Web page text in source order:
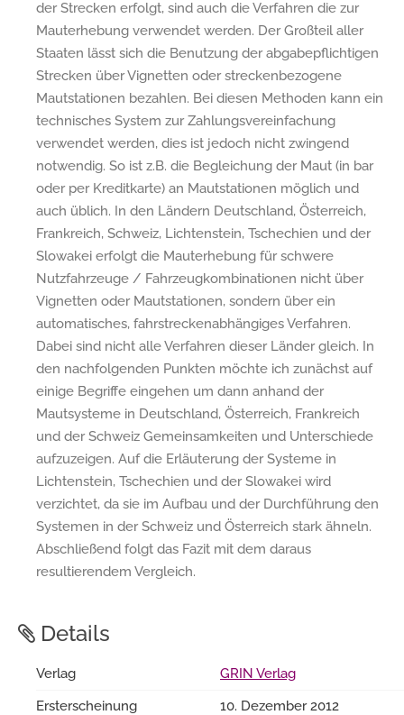
der Strecken erfolgt, sind auch die Verfahren die zur
Mauterhebung verwendet werden. Der Großteil aller
Staaten lässt sich die Benutzung der abgabepflichtigen
Strecken über Vignetten oder streckenbezogene
Mautstationen bezahlen. Bei diesen Methoden kann ein
technisches System zur Zahlungsvereinfachung
verwendet werden, dies ist jedoch nicht zwingend
notwendig. So ist z.B. die Begleichung der Maut (in bar
oder per Kreditkarte) an Mautstationen möglich und
auch üblich. In den Ländern Deutschland, Österreich,
Frankreich, Schweiz, Lichtenstein, Tschechien und der
Slowakei erfolgt die Mauterhebung für schwere
Nutzfahrzeuge / Fahrzeugkombinationen nicht über
Vignetten oder Mautstationen, sondern über ein
automatisches, fahrstreckenabhängiges Verfahren.
Dabei sind nicht alle Verfahren dieser Länder gleich. In
den nachfolgenden Punkten möchte ich zunächst auf
einige Begriffe eingehen um dann anhand der
Mautsysteme in Deutschland, Österreich, Frankreich
und der Schweiz Gemeinsamkeiten und Unterschiede
aufzuzeigen. Auf die Erläuterung der Systeme in
Lichtenstein, Tschechien und der Slowakei wird
verzichtet, da sie im Aufbau und der Durchführung den
Systemen in der Schweiz und Österreich stark ähneln.
Abschließend folgt das Fazit mit dem daraus
resultierendem Vergleich.
Details
Verlag
GRIN Verlag
Ersterscheinung
10. Dezember 2012